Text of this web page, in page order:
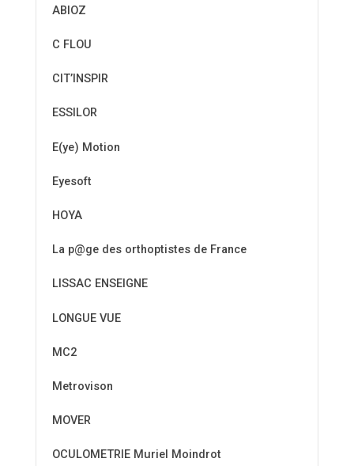
ABIOZ
C FLOU
CIT’INSPIR
ESSILOR
E(ye) Motion
Eyesoft
HOYA
La p@ge des orthoptistes de France
LISSAC ENSEIGNE
LONGUE VUE
MC2
Metrovison
MOVER
OCULOMETRIE Muriel Moindrot